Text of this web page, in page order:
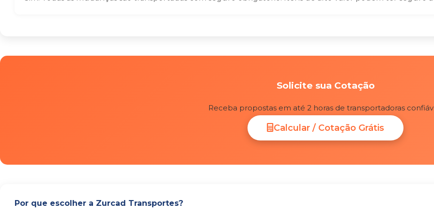
Solicite sua Cotação
Receba propostas em até 2 horas de transportadoras
Calcular / Cotação Grátis
Por que escolher a Zurcad Transportes?